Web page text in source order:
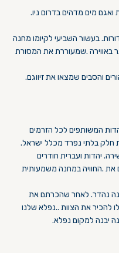
.מחנה יבנה ממוקם בשטח נרחב טובל ביערות ואגם מים מדהים בדרום ניו
בעשור השביעי לקיומו מחנה
באווירה .שמעוררת את המסורת
.רבים מבוגרי מחנה יבנה הולכים בעקבות ההורים והסבים שמצאו את זיווגם
המשותפים לכל הזרמים
חלק בלתי נפרד מכלל ישראל.
יהדות ועברית חודרים
את .החוויה במחנה משמעותית
נהדר. לאחר שהכרתם את
להכיר את הצוות ..נפלא שלנו
יבנה למקום נפלא